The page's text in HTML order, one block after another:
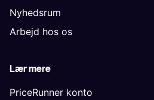
Nyhedsrum
Arbejd hos os
Lær mere
PriceRunner konto